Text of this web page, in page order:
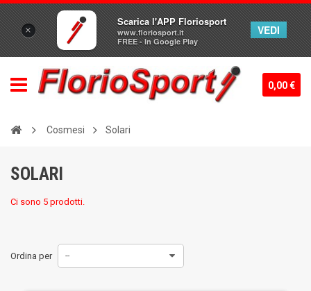
×
Scarica l'APP Floriosport
www.floriosport.it
FREE - In Google Play
VEDI
0,00 €
Cosmesi Solari
SOLARI
Ci sono 5 prodotti.
Ordina per --